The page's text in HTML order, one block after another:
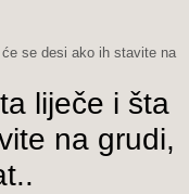
se desi ako ih stavite na
liječe i šta
na grudi,